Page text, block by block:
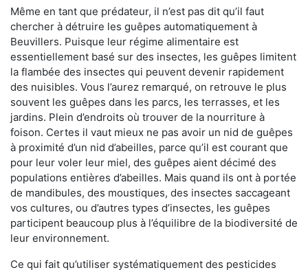
Même en tant que prédateur, il n’est pas dit qu’il faut
chercher à détruire les guêpes automatiquement à
Beuvillers. Puisque leur régime alimentaire est
essentiellement basé sur des insectes, les guêpes limitent
la flambée des insectes qui peuvent devenir rapidement
des nuisibles. Vous l’aurez remarqué, on retrouve le plus
souvent les guêpes dans les parcs, les terrasses, et les
jardins. Plein d’endroits où trouver de la nourriture à
foison. Certes il vaut mieux ne pas avoir un nid de guêpes
à proximité d’un nid d’abeilles, parce qu’il est courant que
pour leur voler leur miel, des guêpes aient décimé des
populations entières d’abeilles. Mais quand ils ont à portée
de mandibules, des moustiques, des insectes saccageant
vos cultures, ou d’autres types d’insectes, les guêpes
participent beaucoup plus à l’équilibre de la biodiversité de
leur environnement.
Ce qui fait qu’utiliser systématiquement des pesticides